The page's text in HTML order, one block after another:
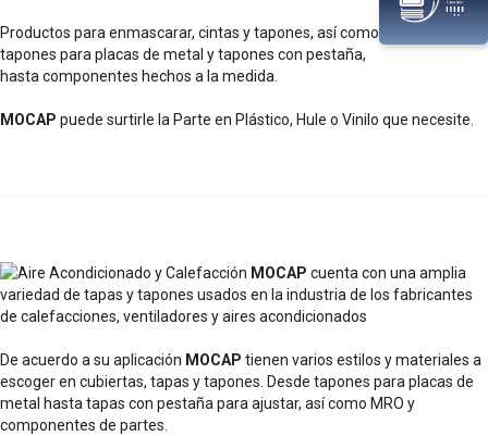
Productos para enmascarar, cintas y tapones, así como
tapones para placas de metal y tapones con pestaña,
hasta componentes hechos a la medida.
MOCAP puede surtirle la Parte en Plástico, Hule o Vinilo que necesite.
MOCAP cuenta con una amplia
variedad de tapas y tapones usados en la industria de los fabricantes
de calefacciones, ventiladores y aires acondicionados
De acuerdo a su aplicación MOCAP tienen varios estilos y materiales a
escoger en cubiertas, tapas y tapones. Desde tapones para placas de
metal hasta tapas con pestaña para ajustar, así como MRO y
componentes de partes.